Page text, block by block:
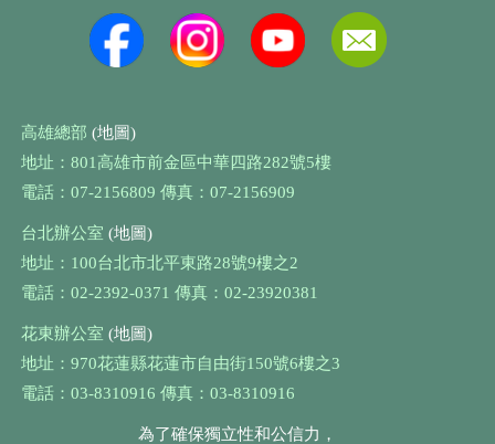
高雄總部 (地圖)
地址：801高雄市前金區中華四路282號5樓
電話：07-2156809 傳真：07-2156909
台北辦公室 (地圖)
地址：100台北市北平東路28號9樓之2
電話：02-2392-0371 傳真：02-23920381
花東辦公室 (地圖)
地址：970花蓮縣花蓮市自由街150號6樓之3
電話：03-8310916 傳真：03-8310916
為了確保獨立性和公信力，